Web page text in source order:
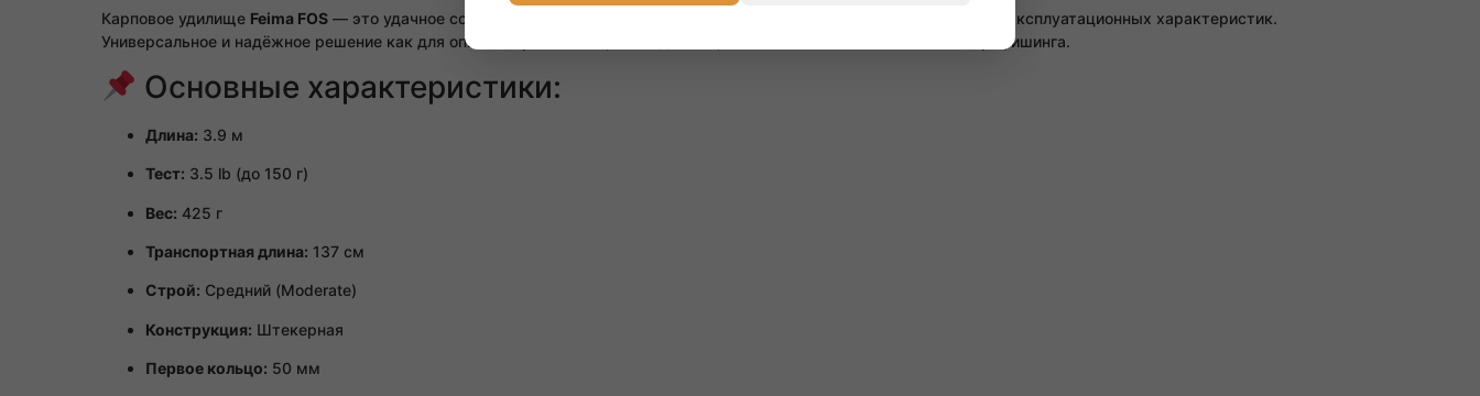
Карповое удилище Feima FOS — это удачное сочетание дизайна, вдохновлённого легендарной серией
, и высоких эксплуатационных характеристик.
Универсальное и надёжное решение как для опытных рыболовов, так и для тех, кто только начинает освоение карпфишинга.
Основные характеристики:
Длина: 3.9 м
Тест: 3.5 lb (до 150 г)
Вес: 425 г
Транспортная длина: 137 см
Строй: Средний (Moderate)
Конструкция: Штекерная
Первое кольцо: 50 мм